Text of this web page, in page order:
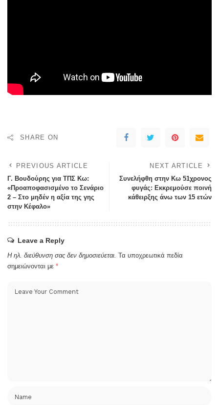
SHARE ON
PREVIOUS ARTICLE
Γ. Βουδούρης για ΤΠΣ Κω:
«Προαποφασισμένο το Σενάριο
2 – Στο μηδέν η αξία της γης
στην Κέφαλο»
NEXT ARTICLE
Συνελήφθη στην Κω 51χρονος
φυγάς: Εκκρεμούσε ποινή
κάθειρξης άνω των 15 ετών
Leave a Reply
Η ηλ. διεύθυνση σας δεν δημοσιεύεται. Τα υποχρεωτικά πεδία
σημειώνονται με *